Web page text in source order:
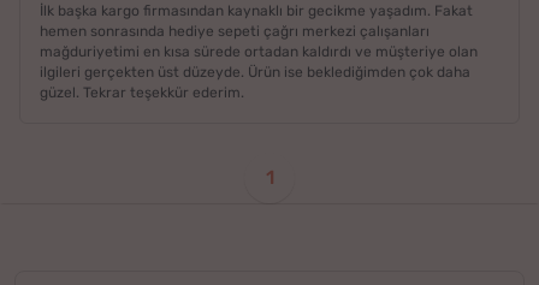
İlk başka kargo firmasından kaynaklı bir gecikme yaşadım. Fakat
hemen sonrasında hediye sepeti çağrı merkezi çalışanları
mağduriyetimi en kısa sürede ortadan kaldırdı ve müşteriye olan
ilgileri gerçekten üst düzeyde. Ürün ise beklediğimden çok daha
güzel. Tekrar teşekkür ederim.
1